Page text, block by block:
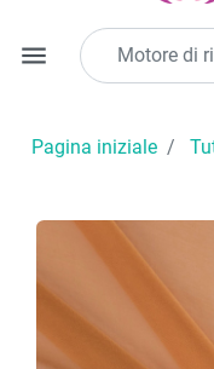
menu
Pagina iniziale